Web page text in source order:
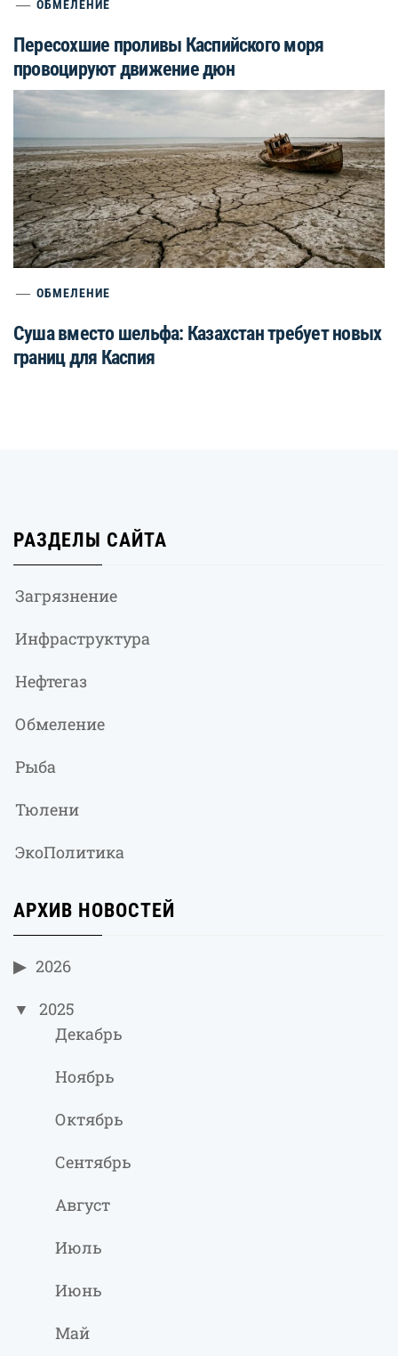
ОБМЕЛЕНИЕ
Пересохшие проливы Каспийского моря
провоцируют движение дюн
ОБМЕЛЕНИЕ
Суша вместо шельфа: Казахстан требует новых
границ для Каспия
РАЗДЕЛЫ САЙТА
Загрязнение
Инфраструктура
Нефтегаз
Обмеление
Рыба
Тюлени
ЭкоПолитика
АРХИВ НОВОСТЕЙ
2026
2025
Декабрь
Ноябрь
Октябрь
Сентябрь
Август
Июль
Июнь
Май